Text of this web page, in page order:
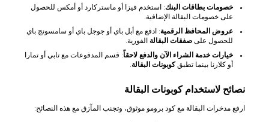
خصومات بطاقات البنك: استخدم فيزا أو ماستركارد أو أمكس للحصول
على خصومات البقالة الإضافية.
عروض المحافظ الرقمية: ادفع مع أبل باي أو جوجل باي أو سامسونج باي
للحصول على صفقات البقالة الفورية.
خيارات خدمة الشراء الآن والدفع لاحقاً: قسم المدفوعات مع تابي أو تمارا
أو كلارنا بينما تطبق كوبونات البقالة
نصائح لاستخدام كوبونات البقالة
ارفع مدخرات البقالة مع كود برومو موثوق، وتجنب المآزق مع هذه النصائح: